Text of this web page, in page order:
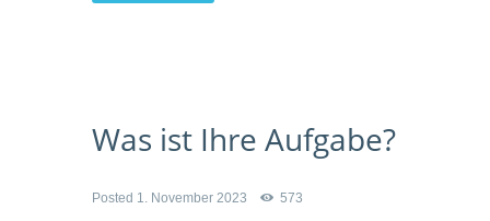
Was ist Ihre Aufgabe?
Posted 1. November 2023 573